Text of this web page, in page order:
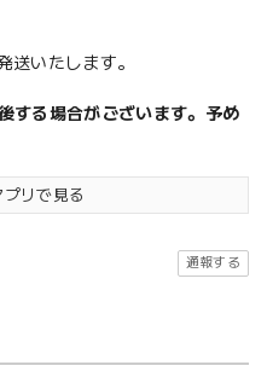
送いたします。
する場合がございます。予め
リで見る
通報する